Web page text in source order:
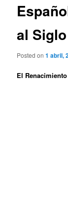
al
Posted on1 abril,
El